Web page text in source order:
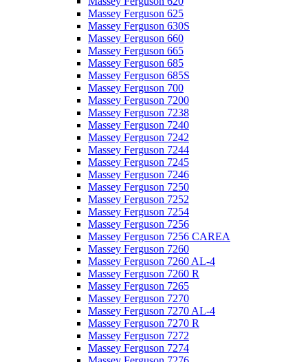
Massey Ferguson 625
Massey Ferguson 630S
Massey Ferguson 660
Massey Ferguson 665
Massey Ferguson 685
Massey Ferguson 685S
Massey Ferguson 700
Massey Ferguson 7200
Massey Ferguson 7238
Massey Ferguson 7240
Massey Ferguson 7242
Massey Ferguson 7244
Massey Ferguson 7245
Massey Ferguson 7246
Massey Ferguson 7250
Massey Ferguson 7252
Massey Ferguson 7254
Massey Ferguson 7256
Massey Ferguson 7256 CAREA
Massey Ferguson 7260
Massey Ferguson 7260 AL-4
Massey Ferguson 7260 R
Massey Ferguson 7265
Massey Ferguson 7270
Massey Ferguson 7270 AL-4
Massey Ferguson 7270 R
Massey Ferguson 7272
Massey Ferguson 7274